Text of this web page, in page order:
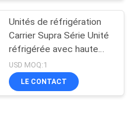
Unités de réfrigération
Carrier Supra Série Unité
réfrigérée avec haute
performance de
refroidissement 12000
Watts et conception
USD MOQ:1
LE CONTACT